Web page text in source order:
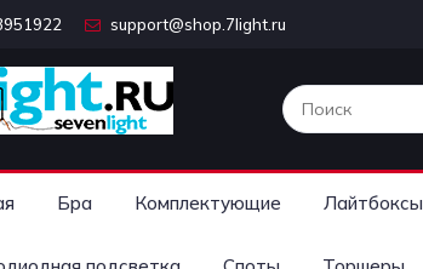
support@shop.7light.ru
Бра Комплектующие Лайтбоксы